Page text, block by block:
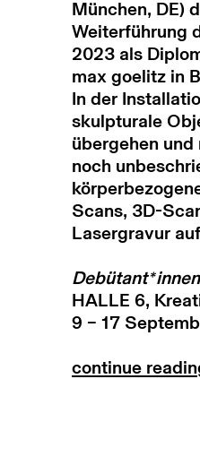
München, DE)
Weiterführung
2023 als
max goelitz in
In der
skulpturale
übergehen
noch
Scans, 3D-
Lasergravur
Debütant*innen
HALLE 6,
9 – 17
continue